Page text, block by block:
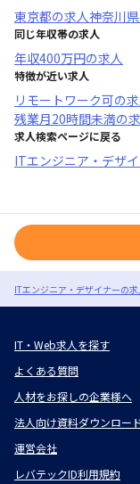
東京都の求人神奈川県
同じ年収帯の求人
年収400万円の求人
特徴が近い求人
リモートワーク可の
残業月20時間未満の
求人検索ページに戻る
ITエンジニア・デザ
ITエンジニア・デザイナーの
IT・Web求人を探す
よくある質問
人材をお探しの企業様へ
法人向け資料ダウンロー
運営会社
レバテックID利用規約